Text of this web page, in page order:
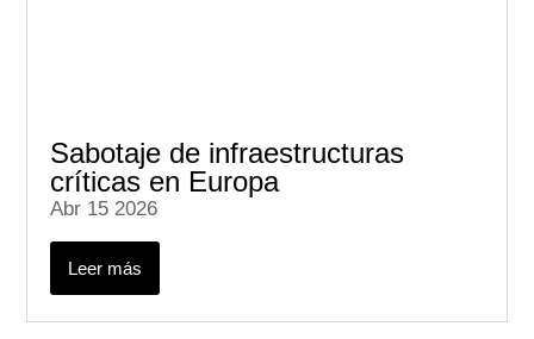
Sabotaje de infraestructuras
críticas en Europa
Abr 15 2026
Leer más